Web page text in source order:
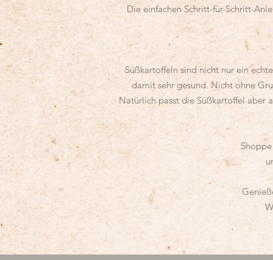
Die einfachen Schritt-für-Schritt-
Süßkartoffeln sind nicht nur ein
damit sehr gesund. Nicht ohne
Natürlich passt die Süßkartoffel aber